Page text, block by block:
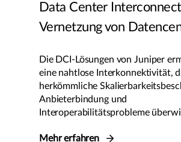
Data Center
Vernetzung von
Die DCI-Lösungen von Juniper
eine nahtlose Interkonnektivität,
herkömmliche
Anbieterbindung und
Interoperabilitätsprobleme
Mehr erfahren